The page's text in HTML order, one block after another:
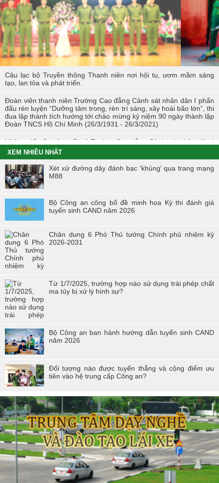
Tuổi trẻ Trường Cao đẳng CSND I tích cực triển khai đề án 06 của
Chính phủ
Câu lạc bộ Truyền thông Thanh niên nơi hội tụ, ươm mầm sáng
tạo, lan tỏa và phát triển.
Đoàn viên thanh niên Trường Cao đẳng Cảnh sát nhân dân I phấn
đấu rèn luyện “Dưỡng tâm trong, rèn trí sáng, xây hoài bão lớn”, thi
đua lập thành tích hướng tới chào mừng kỷ niệm 90 ngày thành lập
Đoàn TNCS Hồ Chí Minh (26/3/1931 - 26/3/2021)
Những dấu ấn của tuổi trẻ Trường Cao đẳng Cảnh sát nhân dân I
trong Tháng Thanh niên 2021
Chiến dịch tình nguyện mùa đông năm 2020 và Xuân biên cương
năm 2021 trong tuổi trẻ Trường Cao đẳng Cảnh sát nhân dân I
đoàn tại Hội thi “Đoàn viên Công đoàn Tổng cục Chính trị CAND
học tập và làm theo tư tưởng, đạo đức, phong cách Hồ Chí Minh” -
khu vực phía Bắc
Hội thi “Người chiến sĩ Cảnh sát thanh lịch, tài năng” lần thứ 2 năm
2017.
XEM NHIỀU NHẤT
Xét xử đường dây đánh bạc 'khủng' qua trang mạng
M88
Bộ Công an công bố đề minh họa Kỳ thi đánh giá
tuyển sinh CAND năm 2026
Chân dung 6 Phó Thủ tướng Chính phủ nhiệm kỳ
2026-2031
Từ 1/7/2025, trường hợp nào sử dụng trái phép chất
ma túy bị xử lý hình sự?
Bộ Công an ban hành hướng dẫn tuyển sinh CAND
năm 2026
Đối tượng nào được tuyển thẳng và cộng điểm ưu
tiên vào hệ trung cấp Công an?